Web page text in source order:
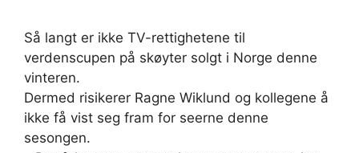
Så langt er ikke TV-rettighetene til
verdenscupen på skøyter solgt i Norge denne
vinteren.
Dermed risikerer Ragne Wiklund og kollegene å
ikke få vist seg fram for seerne denne
sesongen.